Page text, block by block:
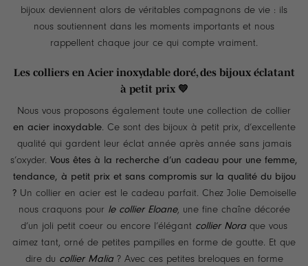
bijoux deviennent alors de véritables compagnons de vie : ils
nous soutiennent dans les moments importants et nous
rappellent chaque jour ce qui compte vraiment.
Les colliers en Acier inoxydable doré, des bijoux éclatant
à petit prix 💛
Nous vous proposons également toute une collection de collier
en acier inoxydable. Ce sont des bijoux à petit prix, d’excellente
qualité qui gardent leur éclat année après année sans jamais
s’oxyder. Vous êtes à la recherche d’un cadeau pour une femme,
tendance, à petit prix et sans compromis sur la qualité du bijou
?Un collier en acier est le cadeau parfait. Chez Jolie Demoiselle
nous craquons pour le collier Eloane, une fine chaîne décorée
d’un joli petit coeur ou encore l’élégant collier Nora que vous
aimez tant, orné de petites pampilles en forme de goutte. Et que
dire du collier Malia? Avec ces petites breloques en forme